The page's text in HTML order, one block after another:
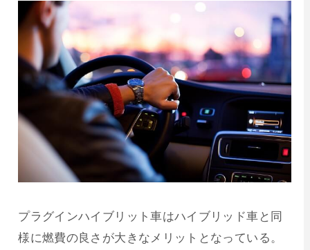
プラグインハイブリット車はハイブリッド車と同
様に燃費の良さが大きなメリットとなっている。